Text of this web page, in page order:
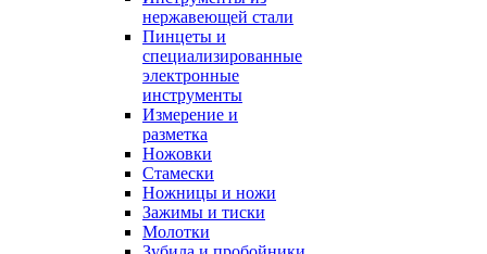
нержавеющей стали
Пинцеты и
специализированные
электронные
инструменты
Измерение и
разметка
Ножовки
Стамески
Ножницы и ножи
Зажимы и тиски
Молотки